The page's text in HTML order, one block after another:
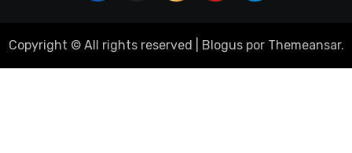
Copyright © All rights reserved Bloguspor Themeansar.